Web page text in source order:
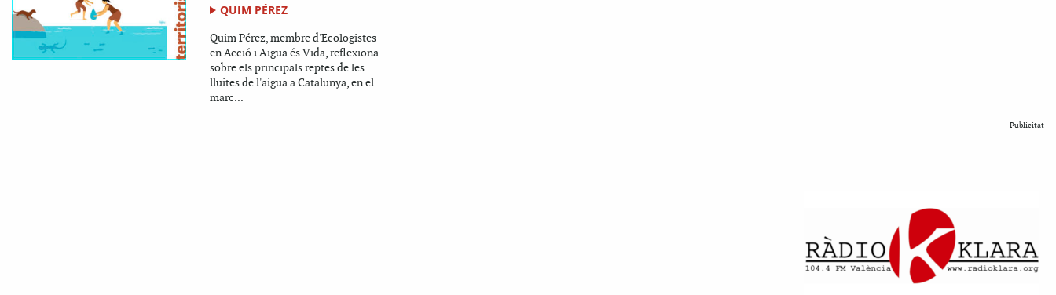
QUIM PÉREZ
Quim Pérez, membre d'Ecologistes
en Acció i Aigua és Vida, reflexiona
sobre els principals reptes de les
lluites de l'aigua a Catalunya, en el
marc...
Publicitat